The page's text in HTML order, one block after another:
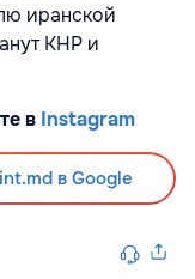
иранской
КНР и
в Instagram
в Google